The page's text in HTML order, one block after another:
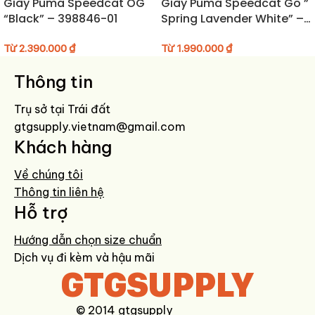
Hướng dẫn bảo quản giày
Vệ sinh giày bằng khăn ẩm hoặc bàn chải mềm để loại bỏ bụi bẩn.
Hạn chế ngâm giày trong nước, ưu tiên sử dụng dung dịch vệ sinh
chuyên dụng.
Bảo quản giày ở nơi khô ráo, tránh ánh nắng trực tiếp để giữ form
giày tốt nhất.
“Black” – 398846-01
Từ2.390.000₫
Spring Lavender White” –
Từ1.990.000₫
Thông tin
Trụ sở tại Trái đất
gtgsupply.vietnam@gmail.com
Khách hàng
Về chúng tôi
Thông tin liên hệ
Hỗ trợ
Hướng dẫn chọn size chuẩn
Dịch vụ đi kèm và hậu mãi
GTGSUPPLY
© 2014 gtgsupply